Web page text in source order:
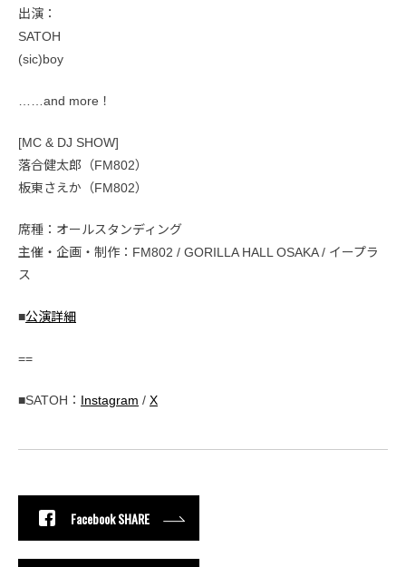
出演：
SATOH
(sic)boy
……and more！
[MC & DJ SHOW]
落合健太郎（FM802）
板東さえか（FM802）
席種：オールスタンディング
主催・企画・制作：FM802 / GORILLA HALL OSAKA / イープラ
ス
■公演詳細
==
■SATOH： Instagram / X
Facebook SHARE